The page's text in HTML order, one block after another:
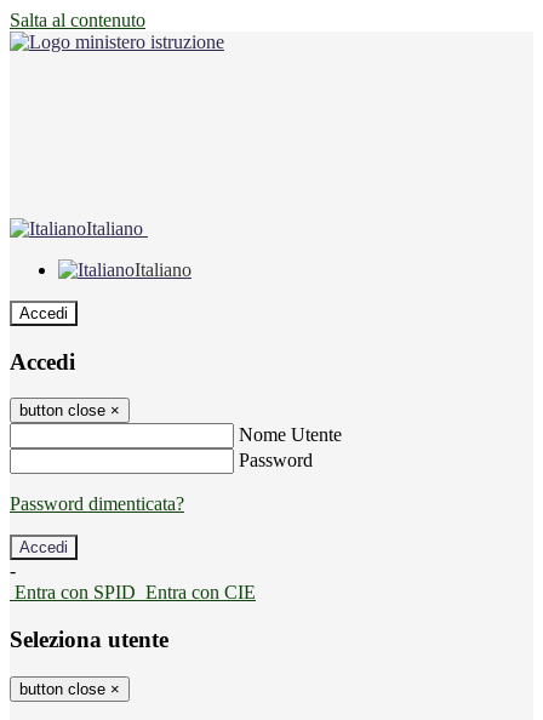
Salta al contenuto
Italiano
Italiano
Accedi
Accedi
button close ×
Nome Utente
Password
Password dimenticata?
-
Entra con SPID Entra con CIE
Seleziona utente
button close ×